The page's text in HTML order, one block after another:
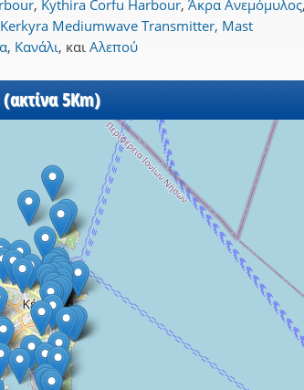
, Kythira Corfu Harbour, Άκρα Ανεμόμυλος
Kerkyra Mediumwave Transmitter, Mast
, Κανάλι, και Αλεπού
5Km)